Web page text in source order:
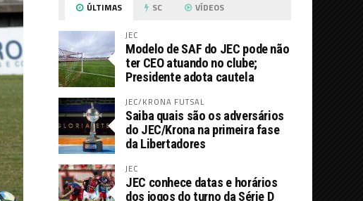
ÚLTIMAS SC VÍDEOS
JEC
Modelo de SAF do JEC pode não
ter CEO atuando no clube;
Presidente adota cautela
JEC/KRONA FUTSAL
Saiba quais são os adversários
do JEC/Krona na primeira fase
da Libertadores
JEC
JEC conhece datas e horários
dos jogos do turno da Série D